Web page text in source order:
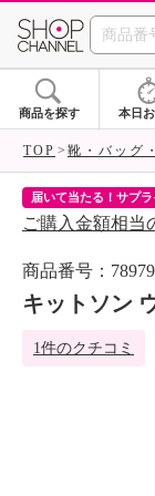
商品を探す 本日
TOP 靴・バッグ
届いて当たる！サプ
ご購入金額相当
商品番号：
キットソン
1件のクチコミ